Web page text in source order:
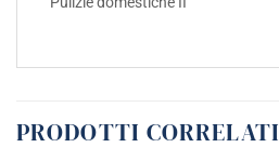
PRODOTTI CORRELATI